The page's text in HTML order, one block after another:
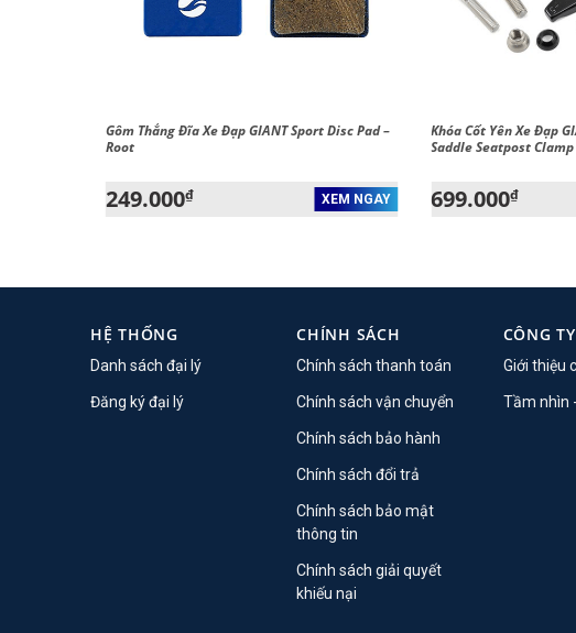
Gôm Thắng Đĩa Xe Đạp GIANT Sport Disc Pad –
Root
249.000₫ XEM NGAY
Khóa Cốt Yên Xe Đạp
Saddle Seatpost Clamp
699.000₫
HỆ THỐNG
Danh sách đại lý
Đăng ký đại lý
CHÍNH SÁCH
Chính sách thanh toán
Chính sách vận chuyển
Chính sách bảo hành
Chính sách đổi trả
Chính sách bảo mật
thông tin
Chính sách giải quyết
khiếu nại
CÔNG TY
Giới thiệu
Tầm nhìn